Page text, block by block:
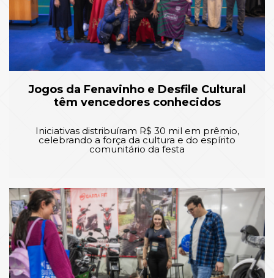
Jogos da Fenavinho e Desfile Cultural
têm vencedores conhecidos
Iniciativas distribuíram R$ 30 mil em prêmio,
celebrando a força da cultura e do espírito
comunitário da festa